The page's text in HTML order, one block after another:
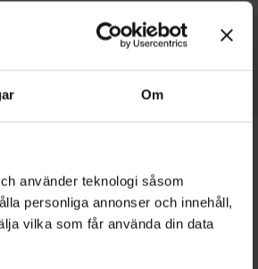
Om
använder teknologi såsom
personliga annonser och innehåll,
vilka som får använda din data